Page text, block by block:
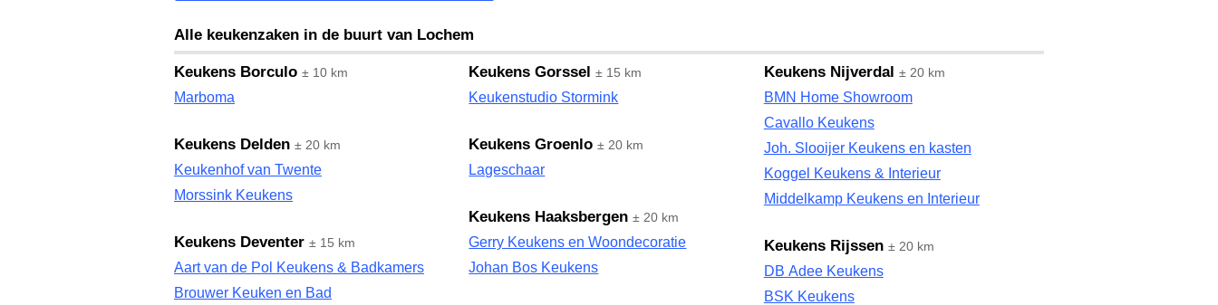
Alle keukenzaken in de buurt van Lochem
Keukens Borculo ± 10 km
Marboma
Keukens Delden ± 20 km
Keukenhof van Twente
Morssink Keukens
Keukens Deventer ± 15 km
Aart van de Pol Keukens & Badkamers
Brouwer Keuken en Bad
Keukens Gorssel ± 15 km
Keukenstudio Stormink
Keukens Groenlo ± 20 km
Lageschaar
Keukens Haaksbergen ± 20 km
Gerry Keukens en Woondecoratie
Johan Bos Keukens
Keukens Nijverdal ± 20 km
BMN Home Showroom
Cavallo Keukens
Joh. Slooijer Keukens en kasten
Koggel Keukens & Interieur
Middelkamp Keukens en Interieur
Keukens Rijssen ± 20 km
DB Adee Keukens
BSK Keukens